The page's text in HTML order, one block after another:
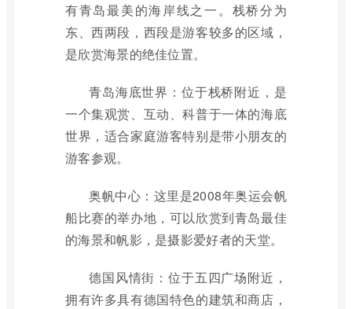
有青岛最美的海岸线之一。栈桥分为
东、西两段，西段是游客较多的区域，
是欣赏海景的绝佳位置。
青岛海底世界：位于栈桥附近，是
一个集观赏、互动、科普于一体的海底
世界，适合家庭游客特别是带小朋友的
游客参观。
奥帆中心：这里是2008年奥运会帆
船比赛的举办地，可以欣赏到青岛最佳
的海景和帆影，是摄影爱好者的天堂。
德国风情街：位于五四广场附近，
拥有许多具有德国特色的建筑和商店，